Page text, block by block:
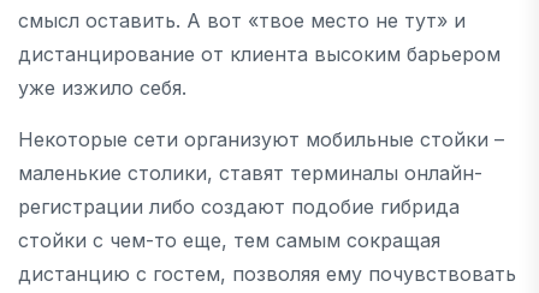
смысл оставить. А вот «твое место не тут» и
дистанцирование от клиента высоким барьером
уже изжило себя.
Некоторые сети организуют мобильные стойки –
маленькие столики, ставят терминалы онлайн-
регистрации либо создают подобие гибрида
стойки с чем-то еще, тем самым сокращая
дистанцию с гостем, позволяя ему почувствовать